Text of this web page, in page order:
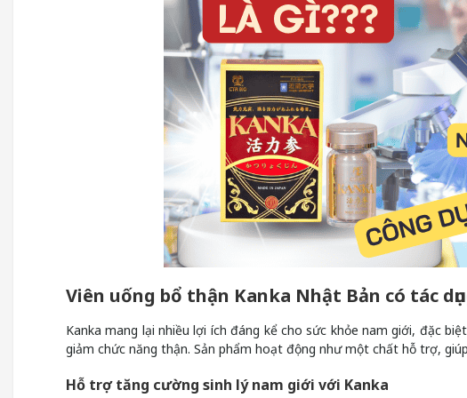
Viên uống bổ thận Kanka Nhật Bản có tác
Kanka mang lại nhiều lợi ích đáng kể cho sức khỏe nam giới, đặc
giảm chức năng thận. Sản phẩm hoạt động như một chất hỗ trợ,
Hỗ trợ tăng cường sinh lý nam giới với Kanka